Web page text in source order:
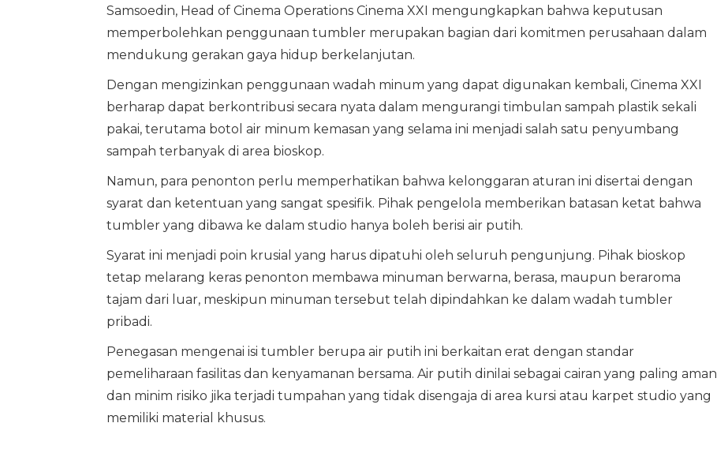
Samsoedin, Head of Cinema Operations Cinema XXI mengungkapkan bahwa keputusan
memperbolehkan penggunaan tumbler merupakan bagian dari komitmen perusahaan dalam
mendukung gerakan gaya hidup berkelanjutan.
Dengan mengizinkan penggunaan wadah minum yang dapat digunakan kembali, Cinema XXI
berharap dapat berkontribusi secara nyata dalam mengurangi timbulan sampah plastik sekali
pakai, terutama botol air minum kemasan yang selama ini menjadi salah satu penyumbang
sampah terbanyak di area bioskop.
Namun, para penonton perlu memperhatikan bahwa kelonggaran aturan ini disertai dengan
syarat dan ketentuan yang sangat spesifik. Pihak pengelola memberikan batasan ketat bahwa
tumbler yang dibawa ke dalam studio hanya boleh berisi air putih.
Syarat ini menjadi poin krusial yang harus dipatuhi oleh seluruh pengunjung. Pihak bioskop
tetap melarang keras penonton membawa minuman berwarna, berasa, maupun beraroma
tajam dari luar, meskipun minuman tersebut telah dipindahkan ke dalam wadah tumbler
pribadi.
Penegasan mengenai isi tumbler berupa air putih ini berkaitan erat dengan standar
pemeliharaan fasilitas dan kenyamanan bersama. Air putih dinilai sebagai cairan yang paling aman
dan minim risiko jika terjadi tumpahan yang tidak disengaja di area kursi atau karpet studio yang
memiliki material khusus.